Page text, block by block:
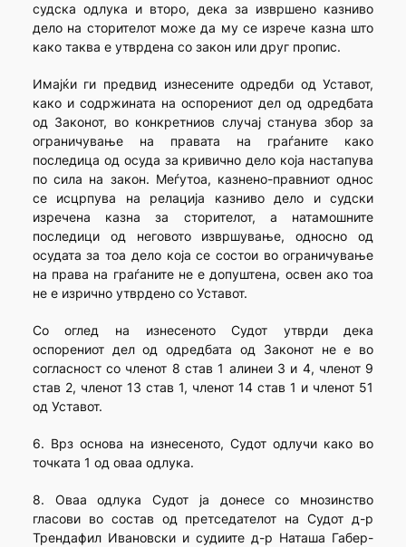
судска одлука и второ, дека за извршено казниво
дело на сторителот може да му се изрече казна што
како таква е утврдена со закон или друг пропис.
Имајќи ги предвид изнесените одредби од Уставот,
како и содржината на оспорениот дел од одредбата
од Законот, во конкретниов случај станува збор за
ограничување на правата на граѓаните како
последица од осуда за кривично дело која настапува
по сила на закон. Меѓутоа, казнено-правниот однос
се исцрпува на релација казниво дело и судски
изречена казна за сторителот, а натамошните
последици од неговото извршување, односно од
осудата за тоа дело која се состои во ограничување
на права на граѓаните не е допуштена, освен ако тоа
не е изрично утврдено со Уставот.
Со оглед на изнесеното Судот утврди дека
оспорениот дел од одредбата од Законот не е во
согласност со членот 8 став 1 алинеи 3 и 4, членот 9
став 2, членот 13 став 1, членот 14 став 1 и членот 51
од Уставот.
6. Врз основа на изнесеното, Судот одлучи како во
точката 1 од оваа одлука.
8. Оваа одлука Судот ја донесе со мнозинство
гласови во состав од претседателот на Судот д-р
Трендафил Ивановски и судиите д-р Наташа Габер-